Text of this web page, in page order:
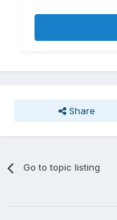
Share
Go to topic listing